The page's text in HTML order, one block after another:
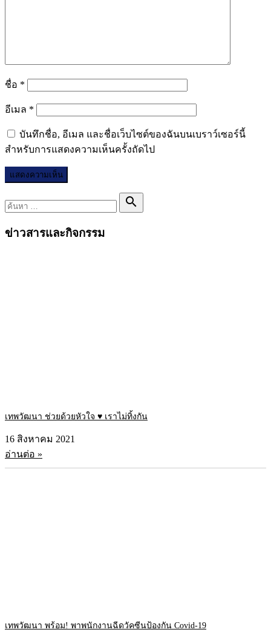
ชื่อ *
อีเมล *
บันทึกชื่อ, อีเมล และชื่อเว็บไซต์ของฉันบนเบราว์เซอร์นี้
สำหรับการแสดงความเห็นครั้งถัดไป
ค้นหา search
ข่าวสารและกิจกรรม
เทพวัฒนา ช่วยด้วยหัวใจ ♥ เราไม่ทิ้งกัน
16 สิงหาคม 2021
อ่านต่อ »
เทพวัฒนา พร้อม! พาพนักงานฉีดวัคซีนป้องกัน Covid-19